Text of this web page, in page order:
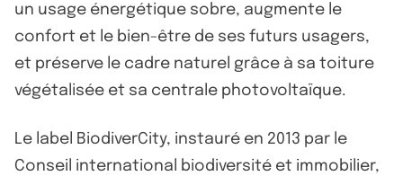
un usage énergétique sobre, augmente le
confort et le bien-être de ses futurs usagers,
et préserve le cadre naturel grâce à sa toiture
végétalisée et sa centrale photovoltaïque.
Le label BiodiverCity, instauré en 2013 par le
Conseil international biodiversité et immobilier,